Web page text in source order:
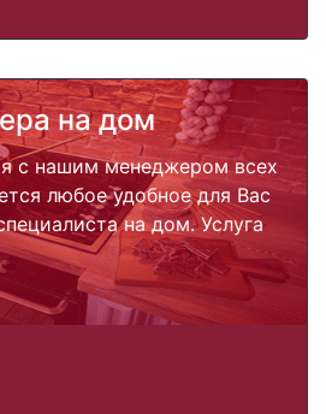
на дом
с нашим менеджером всех
любое удобное для Вас
на дом. Услуга